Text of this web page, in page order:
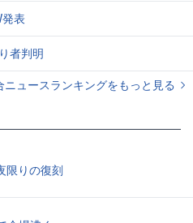
表
者判明
ニュースランキングをもっと見る
限りの復刻